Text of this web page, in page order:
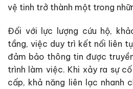
vệ tinh trở thành một trong
Đối với lực lượng cứu hộ,
tầng, việc duy trì kết nối liên
đảm bảo thông tin được
trình làm việc. Khi xảy ra sự
cấp, khả năng liên lạc nhanh